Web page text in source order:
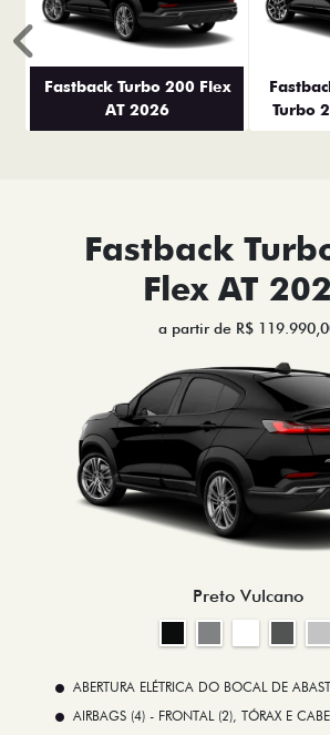
Fastback Turbo 200 Flex
AT 2026
Turbo
Anterior
Fastback
Flex AT
a partir de R$
Preto Vulcano
ABERTURA ELÉTRICA DO BOCAL DE
AIRBAGS (4) - FRONTAL (2), TÓRAX E